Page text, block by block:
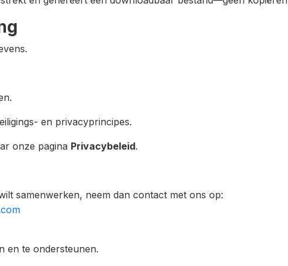
en privacyprincipes.
onze pagina Privacybeleid.
samenwerken, neem dan contact met ons op:
en te ondersteunen.